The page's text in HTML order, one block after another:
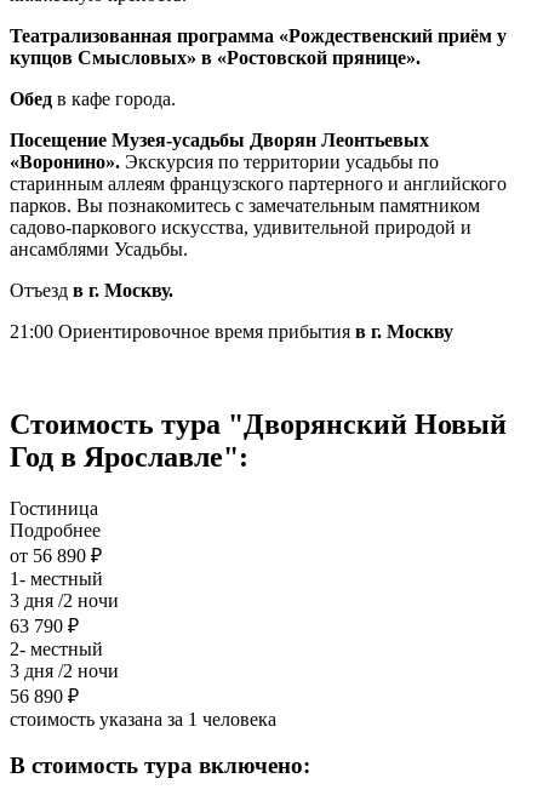
Театрализованная программа «Рождественский приём у
купцов Смысловых» в «Ростовской прянице».
Обед в кафе города.
Посещение Музея-усадьбы Дворян Леонтьевых
«Воронино». Экскурсия по территории усадьбы по
старинным аллеям французского партерного и английского
парков. Вы познакомитесь с замечательным памятником
садово-паркового искусства, удивительной природой и
ансамблями Усадьбы.
Отъезд в г. Москву.
21:00 Ориентировочное время прибытия в г. Москву
Стоимость тура "Дворянский Новый
Год в Ярославле":
Гостиница
Подробнее
от 56 890 ₽
1- местный
3 дня /2 ночи
63 790 ₽
2- местный
3 дня /2 ночи
56 890 ₽
стоимость указана за 1 человека
В стоимость тура включено: